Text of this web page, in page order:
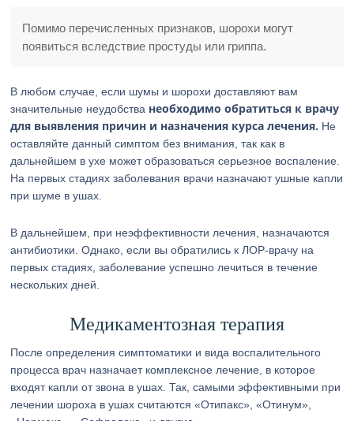
Помимо перечисленных признаков, шорохи могут
появиться вследствие простуды или гриппа.
В любом случае, если шумы и шорохи доставляют вам
значительные неудобства необходимо обратиться к врачу
для выявления причин и назначения курса лечения. Не
оставляйте данный симптом без внимания, так как в
дальнейшем в ухе может образоваться серьезное воспаление.
На первых стадиях заболевания врачи назначают ушные капли
при шуме в ушах.
В дальнейшем, при неэффективности лечения, назначаются
антибиотики. Однако, если вы обратились к ЛОР-врачу на
первых стадиях, заболевание успешно лечиться в течение
нескольких дней.
Медикаментозная терапия
После определения симптоматики и вида воспалительного
процесса врач назначает комплексное лечение, в которое
входят капли от звона в ушах. Так, самыми эффективными при
лечении шороха в ушах считаются «Отипакс», «Отинум»,